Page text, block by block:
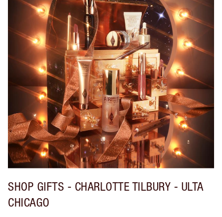
SHOP GIFTS - CHARLOTTE TILBURY - ULTA
CHICAGO